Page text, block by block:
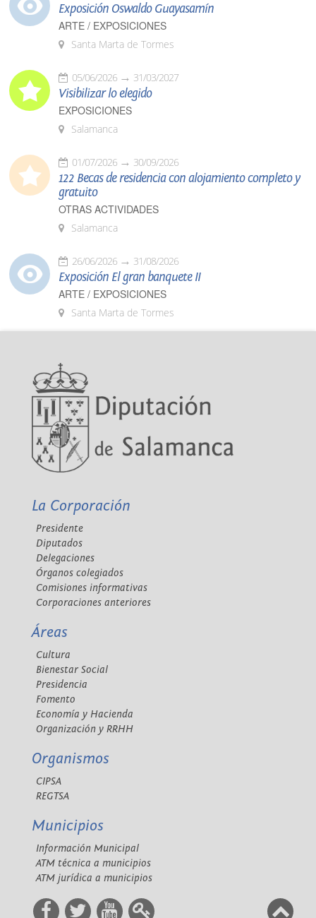
Exposición Oswaldo Guayasamín
ARTE / EXPOSICIONES
Santa Marta de Tormes
05/06/2026 31/03/2027
Visibilizar lo elegido
EXPOSICIONES
Salamanca
01/07/2026 30/09/2026
122 Becas de residencia con alojamiento completo y
gratuito
OTRAS ACTIVIDADES
Salamanca
26/06/2026 31/08/2026
Exposición El gran banquete II
ARTE / EXPOSICIONES
Santa Marta de Tormes
La Corporación
Presidente
Diputados
Delegaciones
Órganos colegiados
Comisiones informativas
Corporaciones anteriores
Áreas
Cultura
Bienestar Social
Presidencia
Fomento
Economía y Hacienda
Organización y RRHH
Organismos
CIPSA
REGTSA
Municipios
Información Municipal
ATM técnica a municipios
ATM jurídica a municipios